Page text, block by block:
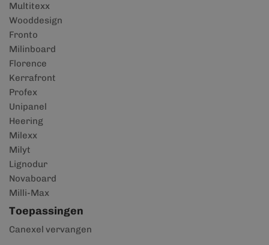
Multitexx
Wooddesign
Fronto
Milinboard
Florence
Kerrafront
Profex
Unipanel
Heering
Milexx
Milyt
Lignodur
Novaboard
Milli-Max
Toepassingen
Canexel vervangen